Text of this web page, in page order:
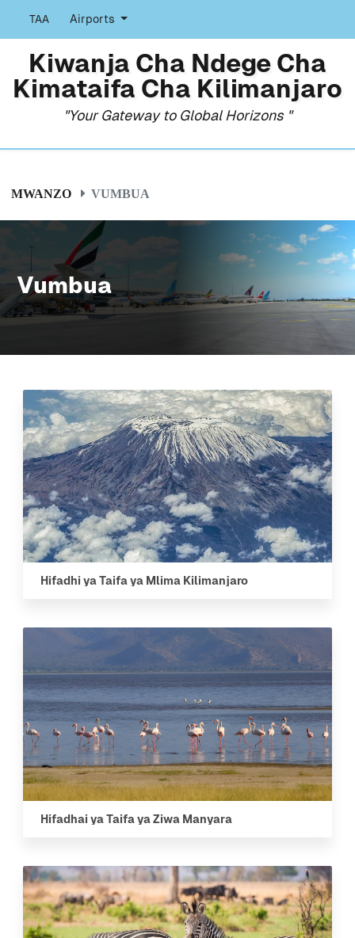
TAA Airports
Kiwanja Cha Ndege Cha
Kimataifa Cha Kilimanjaro
"Your Gateway to Global Horizons "
MWANZO VUMBUA
Vumbua
Hifadhi ya Taifa ya Mlima Kilimanjaro
Hifadhai ya Taifa ya Ziwa Manyara